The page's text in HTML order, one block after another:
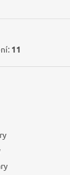
11